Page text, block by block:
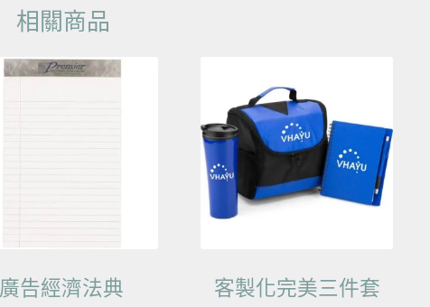
相關商品
廣告經濟法典 客製化完美三件套